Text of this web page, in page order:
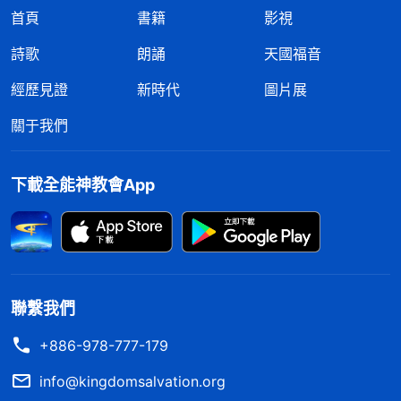
首頁 書籍
影視
詩歌
朗誦
天國福音
經歷見證
新時代
圖片展
關于我們
下載全能神教會App
聯繫我們
+886-978-777-179
info@kingdomsalvation.org